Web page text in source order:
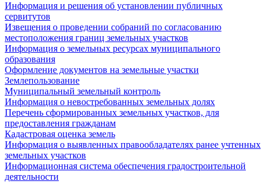
Информация и решения об установлении публичных
сервитутов
Извещения о проведении собраний по согласованию
местоположения границ земельных участков
Информация о земельных ресурсах муниципального
образования
Оформление документов на земельные участки
Землепользование
Муниципальный земельный контроль
Информация о невостребованных земельных долях
Перечень сформированных земельных участков, для
предоставления гражданам
Кадастровая оценка земель
Информация о выявленных правообладателях ранее учтенных
земельных участков
Информационная система обеспечения градостроительной
деятельности